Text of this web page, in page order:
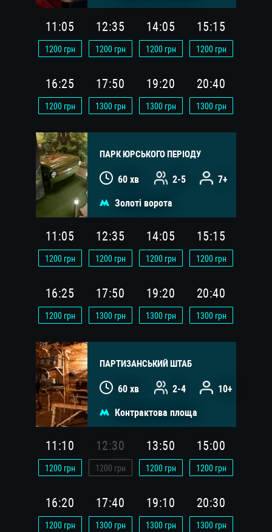
11:05
1200грн
12:35
1200грн
14:05
1200грн
15:15
1200грн
16:25
1200грн
17:50
1300грн
19:20
1300грн
20:40
1300грн
ПАРК ЮРСЬКОГО ПЕРІОДУ
60 хв 2-5 7+
Золоті ворота
11:05
1200грн
12:35
1200грн
14:05
1200грн
15:15
1200грн
16:25
1200грн
17:50
1300грн
19:20
1300грн
20:40
1300грн
ПАРТИЗАНСЬКИЙ ШТАБ
60 хв 2-4 10+
Контрактова площа
11:10
1200грн
12:30
1200 грн
13:50
1200грн
15:00
1200грн
16:20
1200грн
17:40
1300грн
19:10
1300грн
20:30
1300грн